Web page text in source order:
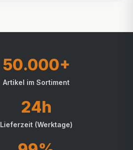
50.000+
Artikel im Sortiment
24h
Lieferzeit (Werktage)